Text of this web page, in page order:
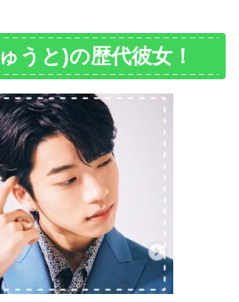
うと)の歴代彼女！